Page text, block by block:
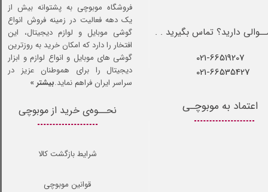
021-66519207​​​​​​​
021-66535427
دارید؟ تماس بگیرید . .
نحــوه‌ی خرید از موبوچی
شرایط بازگشت کالا
قوانین موبوچی
اعتماد به موبوچـی
فروشگاه موبوچی به پشتوانه بیش از
یک دهه فعالیت در زمینه فروش انواع
گوشی موبایل و لوازم دیجیتال، این
افتخار را دارد که امکان خرید به روزترین
گوشی های موبایل و انواع لوازم و ابزار
دیجیتال را برای هموطنان عزیز در
سراسر ایران فراهم نماید.بیشتر »